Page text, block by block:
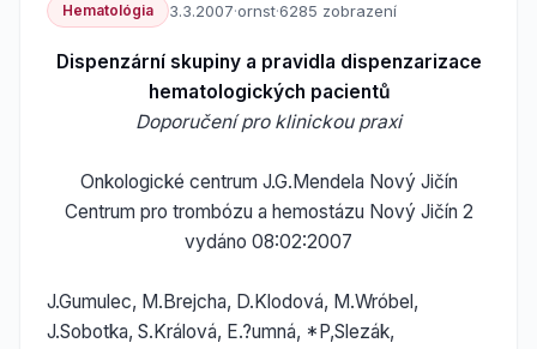
Hematológia 3.3.2007·ornst·6285 zobrazení
Dispenzární skupiny a pravidla dispenzarizace
hematologických pacientů
Doporučení pro klinickou praxi
Onkologické centrum J.G.Mendela Nový Jičín
Centrum pro trombózu a hemostázu Nový Jičín 2
vydáno 08:02:2007
J.Gumulec, M.Brejcha, D.Klodová, M.Wróbel,
J.Sobotka, S.Králová, E.?umná, *P,Slezák,